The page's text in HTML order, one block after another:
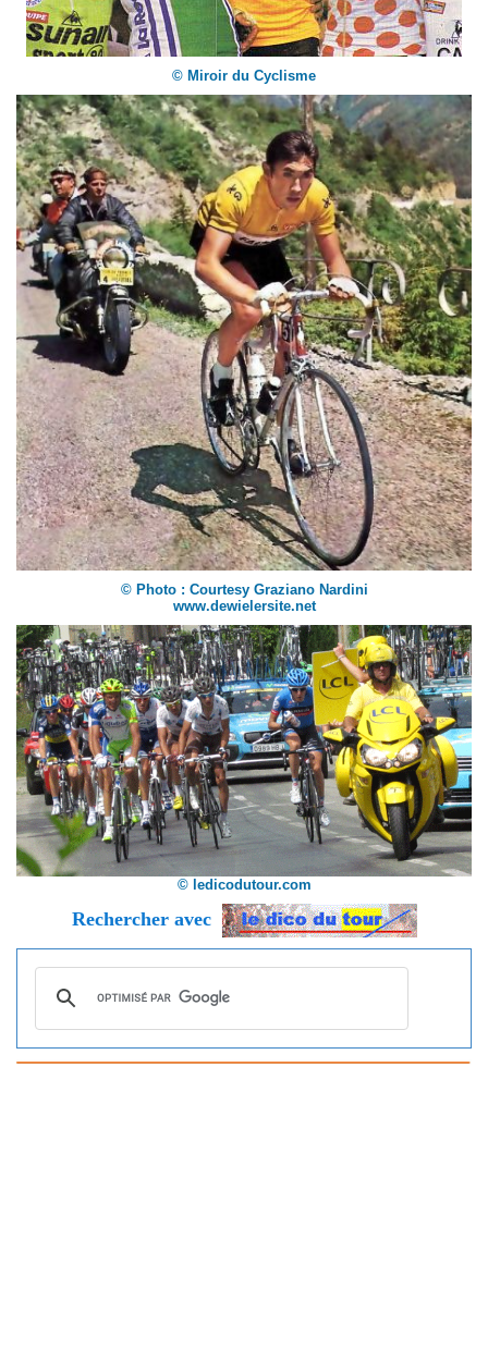
© Miroir du Cyclisme
© Photo : Courtesy Graziano Nardini
www.dewielersite.net
© ledicodutour.com
Rechercher avec